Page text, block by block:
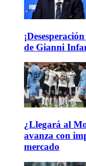
de Gianni
¿Llegará al
avanza con
mercado